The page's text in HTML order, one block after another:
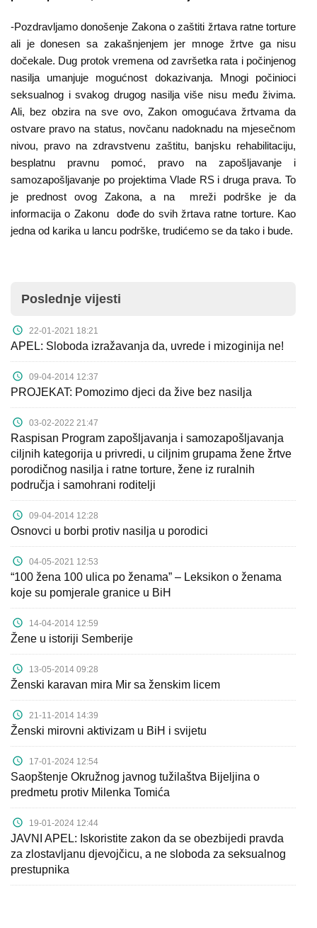
-Pozdravljamo donošenje Zakona o zaštiti žrtava ratne torture
ali je donesen sa zakašnjenjem jer mnoge žrtve ga nisu
dočekale. Dug protok vremena od završetka rata i počinjenog
nasilja umanjuje mogućnost dokazivanja. Mnogi počinioci
seksualnog i svakog drugog nasilja više nisu među živima.
Ali, bez obzira na sve ovo, Zakon omogućava žrtvama da
ostvare pravo na status, novčanu nadoknadu na mjesečnom
nivou, pravo na zdravstvenu zaštitu, banjsku rehabilitaciju,
besplatnu pravnu pomoć, pravo na zapošljavanje i
samozapošljavanje po projektima Vlade RS i druga prava. To
je prednost ovog Zakona, a na mreži podrške je da
informacija o Zakonu dođe do svih žrtava ratne torture. Kao
jedna od karika u lancu podrške, trudićemo se da tako i bude.
Poslednje vijesti
22-01-2021 18:21
APEL: Sloboda izražavanja da, uvrede i mizoginija ne!
09-04-2014 12:37
PROJEKAT: Pomozimo djeci da žive bez nasilja
03-02-2022 21:47
Raspisan Program zapošljavanja i samozapošljavanja
ciljnih kategorija u privredi, u ciljnim grupama žene žrtve
porodičnog nasilja i ratne torture, žene iz ruralnih
područja i samohrani roditelji
09-04-2014 12:28
Osnovci u borbi protiv nasilja u porodici
04-05-2021 12:53
“100 žena 100 ulica po ženama” – Leksikon o ženama
koje su pomjerale granice u BiH
14-04-2014 12:59
Žene u istoriji Semberije
13-05-2014 09:28
Ženski karavan mira Mir sa ženskim licem
21-11-2014 14:39
Ženski mirovni aktivizam u BiH i svijetu
17-01-2024 12:54
Saopštenje Okružnog javnog tužilaštva Bijeljina o
predmetu protiv Milenka Tomića
19-01-2024 12:44
JAVNI APEL: Iskoristite zakon da se obezbijedi pravda
za zlostavljanu djevojčicu, a ne sloboda za seksualnog
prestupnika